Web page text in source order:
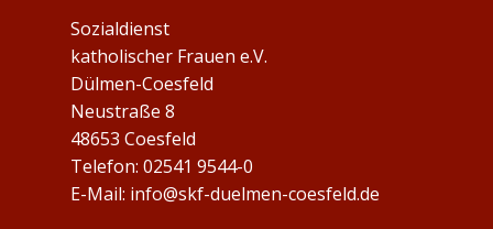
Sozialdienst
katholischer Frauen e.V.
Dülmen-Coesfeld
Neustraße 8
48653 Coesfeld
Telefon: ​02541 9544-0
E-Mail: info@skf-duelmen-coesfeld.de